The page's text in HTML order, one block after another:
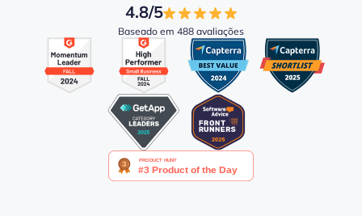
4.8/5
Baseado em 488 avaliações